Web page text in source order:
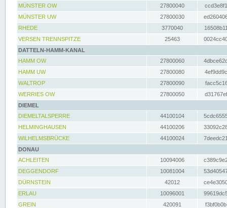
MÜNSTER OW
27800040
MÜNSTER UW
27800030
RHEDE
3770040
VERSEN TRENNSPITZE
25463
DATTELN-HAMM-KANAL
HAMM OW
27800060
HAMM UW
27800080
WALTROP
27800090
WERRIES OW
27800050
DIEMEL
DIEMELTALSPERRE
44100104
HELMINGHAUSEN
44100206
WILHELMSBRÜCKE
44100024
DONAU
ACHLEITEN
10094006
DEGGENDORF
10081004
DÜRNSTEIN
42012
ERLAU
10096001
GREIN
420091